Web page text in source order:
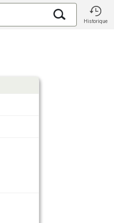
Historique